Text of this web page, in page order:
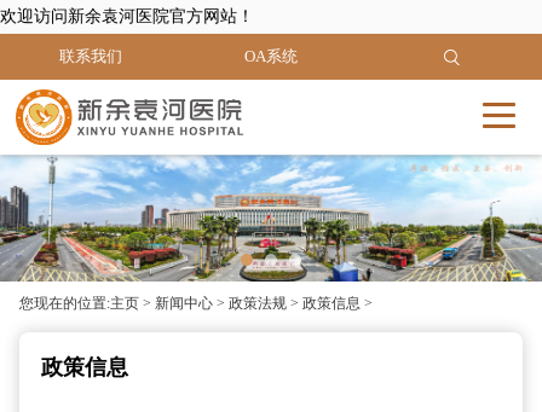
欢迎访问新余袁河医院官方网站！
联系我们 OA系统
您现在的位置:主页> 新闻中心> 政策法规> 政策信息 >
政策信息